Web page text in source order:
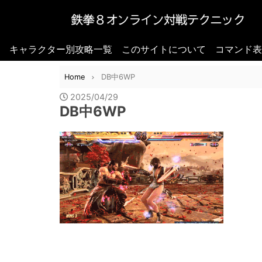
キャラクター別攻略一覧 このサイトについて コマンド
Home DB中6WP
2025/04/29
DB中6WP